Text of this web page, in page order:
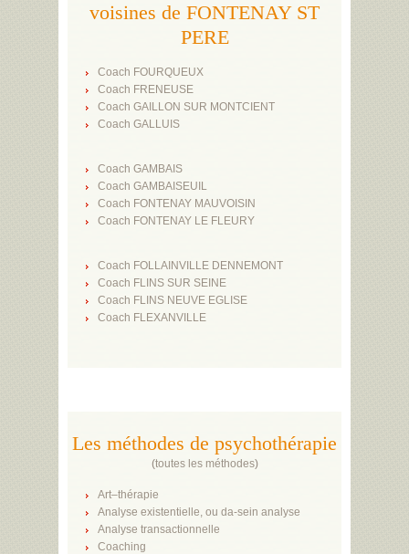
voisines de FONTENAY ST
PERE
Coach FOURQUEUX
Coach FRENEUSE
Coach GAILLON SUR MONTCIENT
Coach GALLUIS
Coach GAMBAIS
Coach GAMBAISEUIL
Coach FONTENAY MAUVOISIN
Coach FONTENAY LE FLEURY
Coach FOLLAINVILLE DENNEMONT
Coach FLINS SUR SEINE
Coach FLINS NEUVE EGLISE
Coach FLEXANVILLE
Les méthodes de psychothérapie
(toutes les méthodes)
Art–thérapie
Analyse existentielle, ou da-sein analyse
Analyse transactionnelle
Coaching